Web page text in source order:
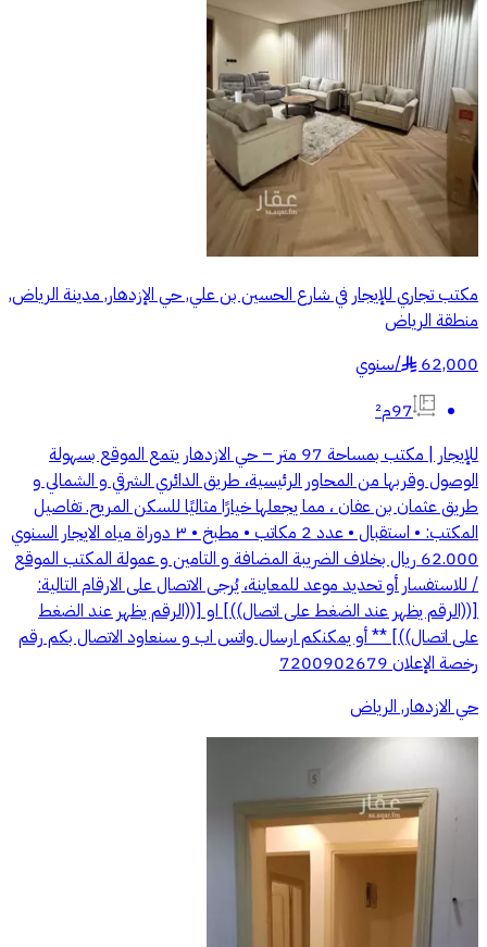
مكتب تجاري للإيجار في شارع الحسين بن علي, حي الإزدهار, مدينة الرياض,
منطقة الرياض
62,000
§
/سنوي
97م²
للإيجار | مكتب بمساحة 97 متر – حي الازدهار يتمع الموقع بسهولة
الوصول وقربها من المحاور الرئيسية، طريق الدائري الشرقي و الشمالي و
طريق عثمان بن عفان ، مما يجعلها خيارًا مثاليًا للسكن المريح. تفاصيل
المكتب: • استقبال • عدد 2 مكاتب • مطبخ • ٣ دوراة مياه الايجار السنوي
62.000 ريال بخلاف الضريبة المضافة و التامين و عمولة المكتب الموقع
/ للاستفسار أو تحديد موعد للمعاينة، يُرجى الاتصال على الارقام التالية:
[((الرقم يظهر عند الضغط على اتصال))] او [((الرقم يظهر عند الضغط
على اتصال))] ** أو يمكنكم ارسال واتس اب و سنعاود الاتصال بكم رقم
رخصة الإعلان 7200902679
حي الازدهار, الرياض